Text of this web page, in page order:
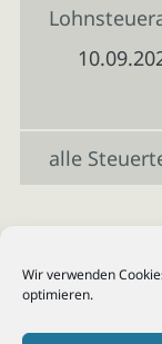
Wir verwenden
optimieren.
alle